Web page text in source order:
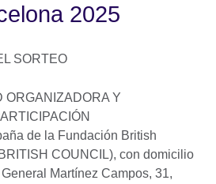
2025
SORTEO
ORGANIZADORA Y
de la Fundación British
COUNCIL), con domicilio
Martínez Campos, 31,